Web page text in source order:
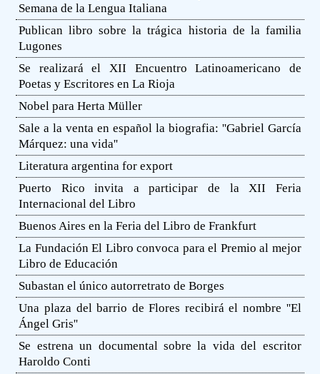
Semana de la Lengua Italiana
Publican libro sobre la trágica historia de la familia
Lugones
Se realizará el XII Encuentro Latinoamericano de
Poetas y Escritores en La Rioja
Nobel para Herta Müller
Sale a la venta en español la biografia: ''Gabriel García
Márquez: una vida''
Literatura argentina for export
Puerto Rico invita a participar de la XII Feria
Internacional del Libro
Buenos Aires en la Feria del Libro de Frankfurt
La Fundación El Libro convoca para el Premio al mejor
Libro de Educación
Subastan el único autorretrato de Borges
Una plaza del barrio de Flores recibirá el nombre ''El
Ángel Gris''
Se estrena un documental sobre la vida del escritor
Haroldo Conti